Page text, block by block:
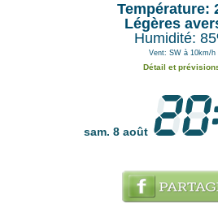
Température:
Légères
Humidité:
Vent: SW à 10km/h
Détail et
sam. 8 août